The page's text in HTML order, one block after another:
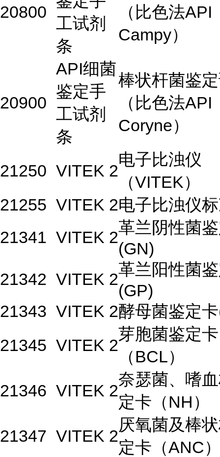
20800
工试剂
条
（比色法API
Campy）
20900
API细菌
鉴定手
工试剂
条
棒状杆菌鉴
（比色法API
Coryne）
21250 VITEK 2
电子比浊仪
（VITEK）
21255 VITEK 2电子比浊仪
21341 VITEK 2
革兰阴性菌
(GN)
21342 VITEK 2
革兰阳性菌
(GP)
21343 VITEK 2酵母菌鉴定
21345 VITEK 2
芽胞菌鉴定卡
（BCL）
21346 VITEK 2
奈瑟菌、嗜
定卡（NH）
21347 VITEK 2
厌氧菌及棒
定卡（ANC